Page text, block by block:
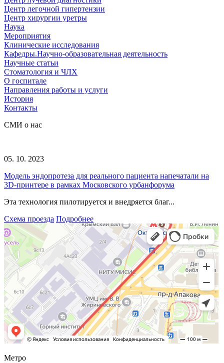
Центр легочной гипертензии
Центр хирургии уретры
Наука
Мероприятия
Клинические исследования
Кафедры.Научно-образовательная деятельность
Научные статьи
Стоматология и ЧЛХ
О госпитале
Направления работы и услуги
История
Контакты
СМИ о нас
05. 10. 2023
Модель эндопротеза для реального пациента напечатали на
3D-принтере в рамках Московского урбанфорума
Эта технология пилотируется и внедряется благ...
Схема проезда Подробнее
Метро